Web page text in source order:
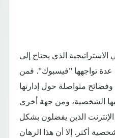
الذي يحتاج إلى
عدة تواجهها "فيسبوك". فمن
متواصلة حول إدارتها
الشخصية، ومن جهة أخرى
الذين يفضلون بشكل
أكثر. إلا أن هذا الرهان